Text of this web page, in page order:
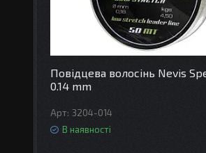
Повідцева волосінь Nevis
0.14 mm
3204-014
В наявності